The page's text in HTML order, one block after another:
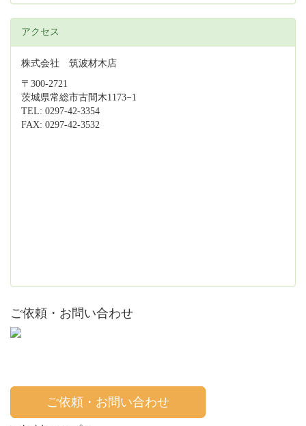
アクセス
株式会社 筑波材木店
〒300-2721
茨城県常総市古間木1173−1
TEL: 0297-42-3354
FAX: 0297-42-3532
ご依頼・お問い合わせ
ご依頼・お問い合わせ